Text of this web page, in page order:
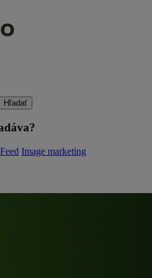
Feed Image marketing